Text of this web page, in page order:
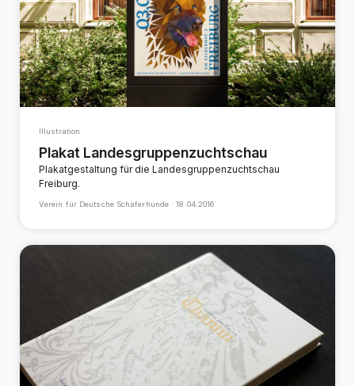
Illustration
Plakat Landesgruppenzuchtschau
Plakatgestaltung für die Landesgruppenzuchtschau
Freiburg.
Verein für Deutsche Schäferhunde ·18.04.2016